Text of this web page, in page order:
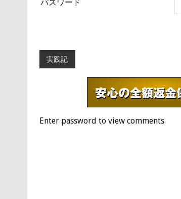
パスワード
実践記
Enter password to view comments.